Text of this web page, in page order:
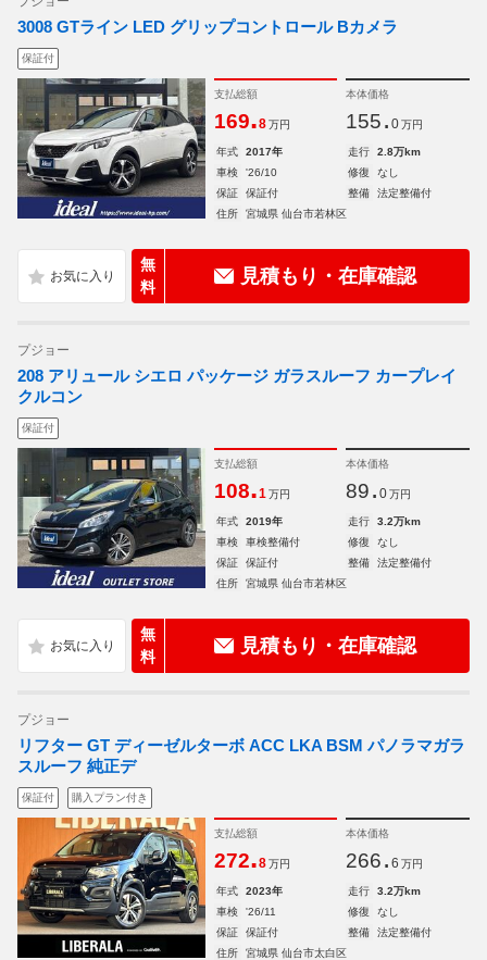
3008 GTライン LED グリップコントロール Bカメラ
保証付
支払総額
169.8 万円
本体価格
155. 0 万円
年式 2017年 走行
2.8万km
車検
'26/10 修復
なし
保証
保証付 整備
法定整備付
住所
宮城県 仙台市若林区
無
料
見積もり・在庫確認
プジョー
208 アリュール シエロ パッケージ ガラスルーフ カープレイ
クルコン
保証付
支払総額
108.1 万円
本体価格
89. 0 万円
年式 2019年 走行
3.2万km
車検
車検整備付 修復
なし
保証
保証付 整備
法定整備付
住所
宮城県 仙台市若林区
無
料
見積もり・在庫確認
プジョー
リフター GT ディーゼルターボ ACC LKA BSM パノラマガラ
スルーフ 純正デ
保証付 購入プラン付き
支払総額
272.8 万円
本体価格
266. 6 万円
年式 2023年 走行
3.2万km
車検
'26/11 修復
なし
保証
保証付 整備
法定整備付
住所
宮城県 仙台市太白区